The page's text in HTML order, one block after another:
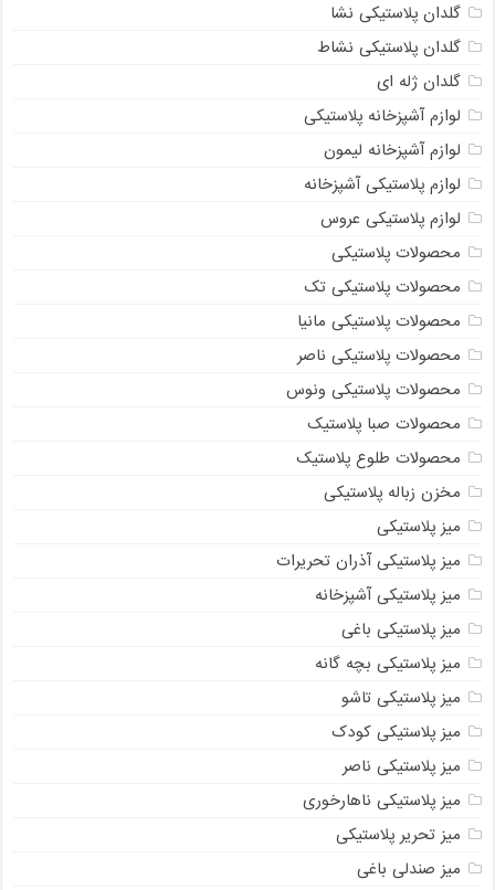
گلدان پلاستیکی نشا
گلدان پلاستیکی نشاط
گلدان ژله ای
لوازم آشپزخانه پلاستیکی
لوازم آشپزخانه لیمون
لوازم پلاستیکی آشپزخانه
لوازم پلاستیکی عروس
محصولات پلاستیکی
محصولات پلاستیکی تک
محصولات پلاستیکی مانیا
محصولات پلاستیکی ناصر
محصولات پلاستیکی ونوس
محصولات صبا پلاستیک
محصولات طلوع پلاستیک
مخزن زباله پلاستیکی
میز پلاستیکی
میز پلاستیکی آذران تحریرات
میز پلاستیکی آشپزخانه
میز پلاستیکی باغی
میز پلاستیکی بچه گانه
میز پلاستیکی تاشو
میز پلاستیکی کودک
میز پلاستیکی ناصر
میز پلاستیکی ناهارخوری
میز تحریر پلاستیکی
میز صندلی باغی